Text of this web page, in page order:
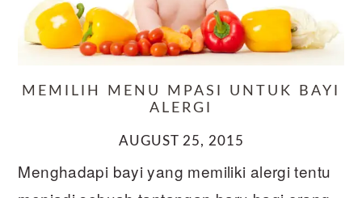
MEMILIH MENU MPASI UNTUK BAYI
ALERGI
AUGUST 25, 2015
Menghadapi bayi yang memiliki alergi tentu